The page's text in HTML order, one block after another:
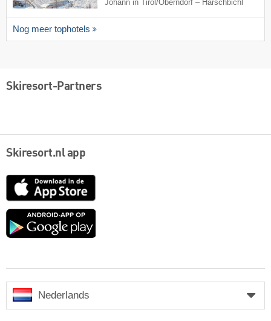
Johann in Tirol/​Oberndorf – Harschbichl
Nog meer tophotels
Skiresort-Partners
Skiresort.nl app
App
Google
Nederlands